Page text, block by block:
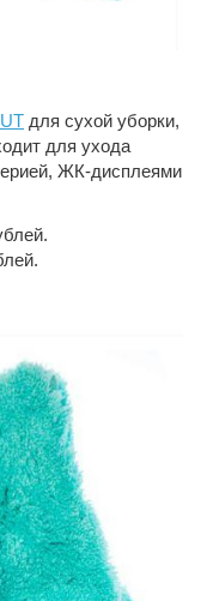
для сухой уборки,
для ухода
ЖК-дисплеями